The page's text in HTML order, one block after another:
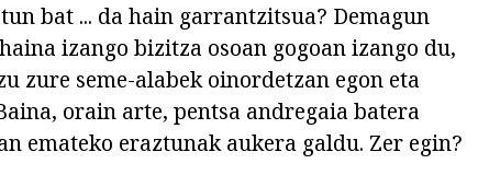
bat ... da hain garrantzitsua? Demagun
izango bizitza osoan gogoan izango du,
zure seme-alabek oinordetzan egon eta
orain arte, pentsa andregaia batera
emateko eraztunak aukera galdu. Zer egin?